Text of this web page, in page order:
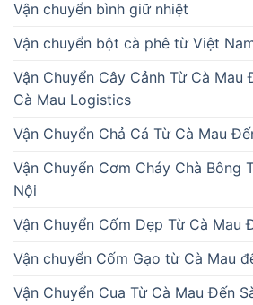
Vận chuyển bình giữ nhiệt
Vận chuyển bột cà phê từ Việt
Vận Chuyển Cây Cảnh Từ Cà Mau
Cà Mau Logistics
Vận Chuyển Chả Cá Từ Cà Mau
Vận Chuyển Cơm Cháy Chà Bông
Nội
Vận Chuyển Cốm Dẹp Từ Cà Mau
Vận chuyển Cốm Gạo từ Cà Mau
Vận Chuyển Cua Từ Cà Mau Đến